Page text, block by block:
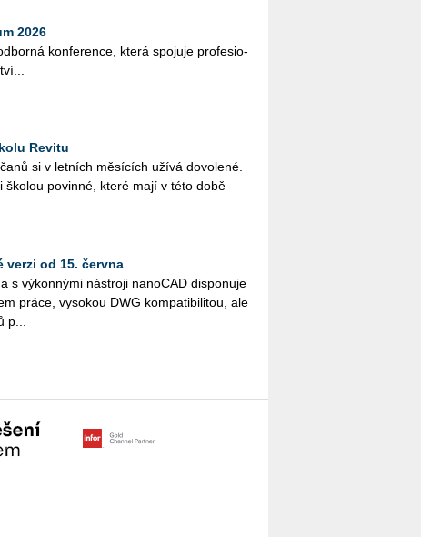
2026
kon­fe­ren­ce, která spo­ju­je pro­fe­si­o­
Revitu
si v let­ních mě­sí­cích užívá do­vo­le­né.
ško­lou po­vin­né, které mají v této době
verzi od 15. června
s vý­kon­ný­mi ná­stro­ji na­no­CAD dis­po­nu­je
práce, vy­so­kou DWG kom­pa­ti­bi­li­tou, ale